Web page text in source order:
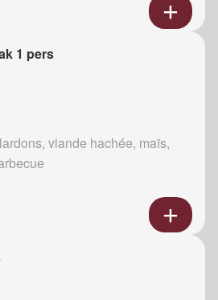
1 pers
viande hachée, maïs,